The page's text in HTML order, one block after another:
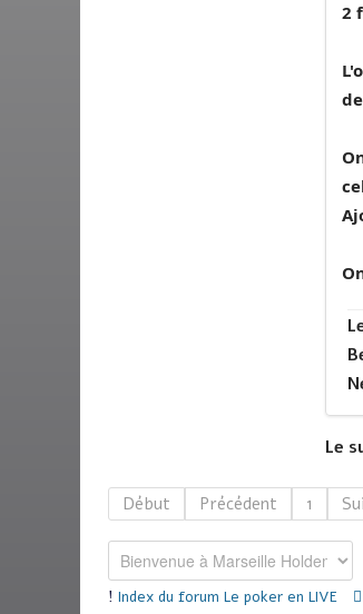
2
Le
Début Précédent 1
Index du forum Le poker en LIVE